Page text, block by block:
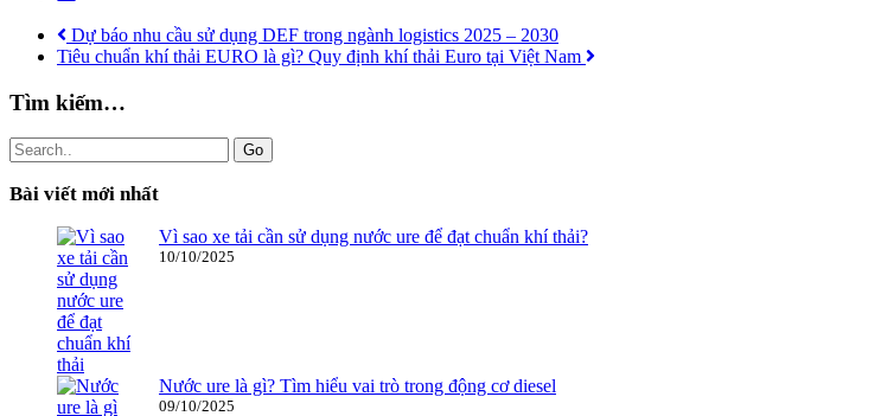
Dự báo nhu cầu sử dụng DEF trong ngành logistics 2025 – 2030
Tiêu chuẩn khí thải EURO là gì? Quy định khí thải Euro tại Việt Nam
Tìm kiếm…
Go
Bài viết mới nhất
Vì sao xe tải cần sử dụng nước ure để đạt chuẩn khí thải?
10/10/2025
Nước ure là gì? Tìm hiểu vai trò trong động cơ diesel
09/10/2025